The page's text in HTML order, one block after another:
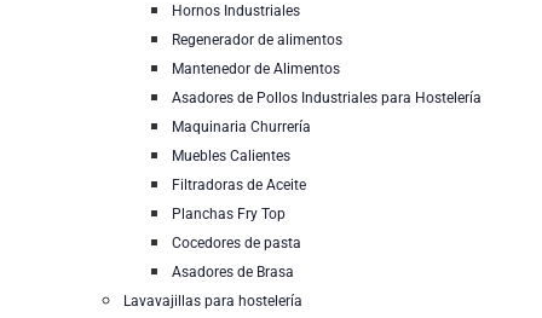
Hornos Industriales
Regenerador de alimentos
Mantenedor de Alimentos
Asadores de Pollos Industriales para Hostelería
Maquinaria Churrería
Muebles Calientes
Filtradoras de Aceite
Planchas Fry Top
Cocedores de pasta
Asadores de Brasa
Lavavajillas para hostelería